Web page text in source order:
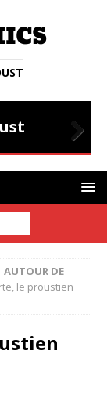
Nex
t
AUTOUR DE
le proustien